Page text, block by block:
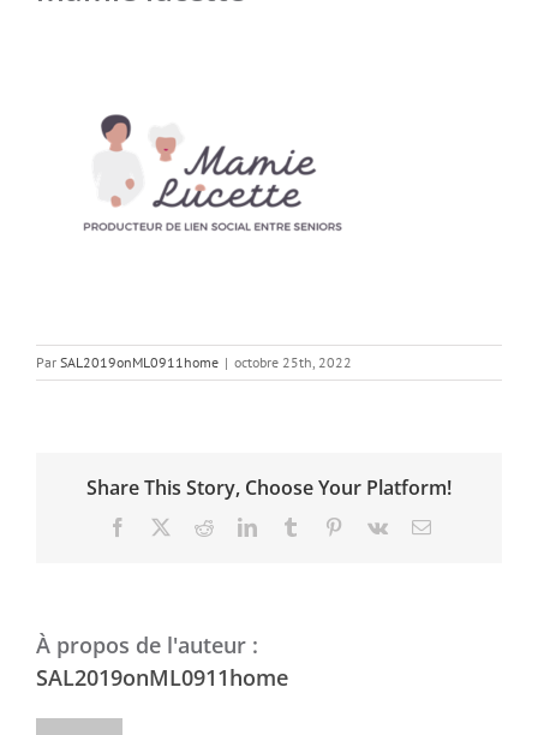
Par SAL2019onML0911home | octobre 25th, 2022
Share This Story, Choose Your Platform!
Facebook RedditLinkedInTumblr Pinterest
Vk Email
À propos de l'auteur :
SAL2019onML0911home